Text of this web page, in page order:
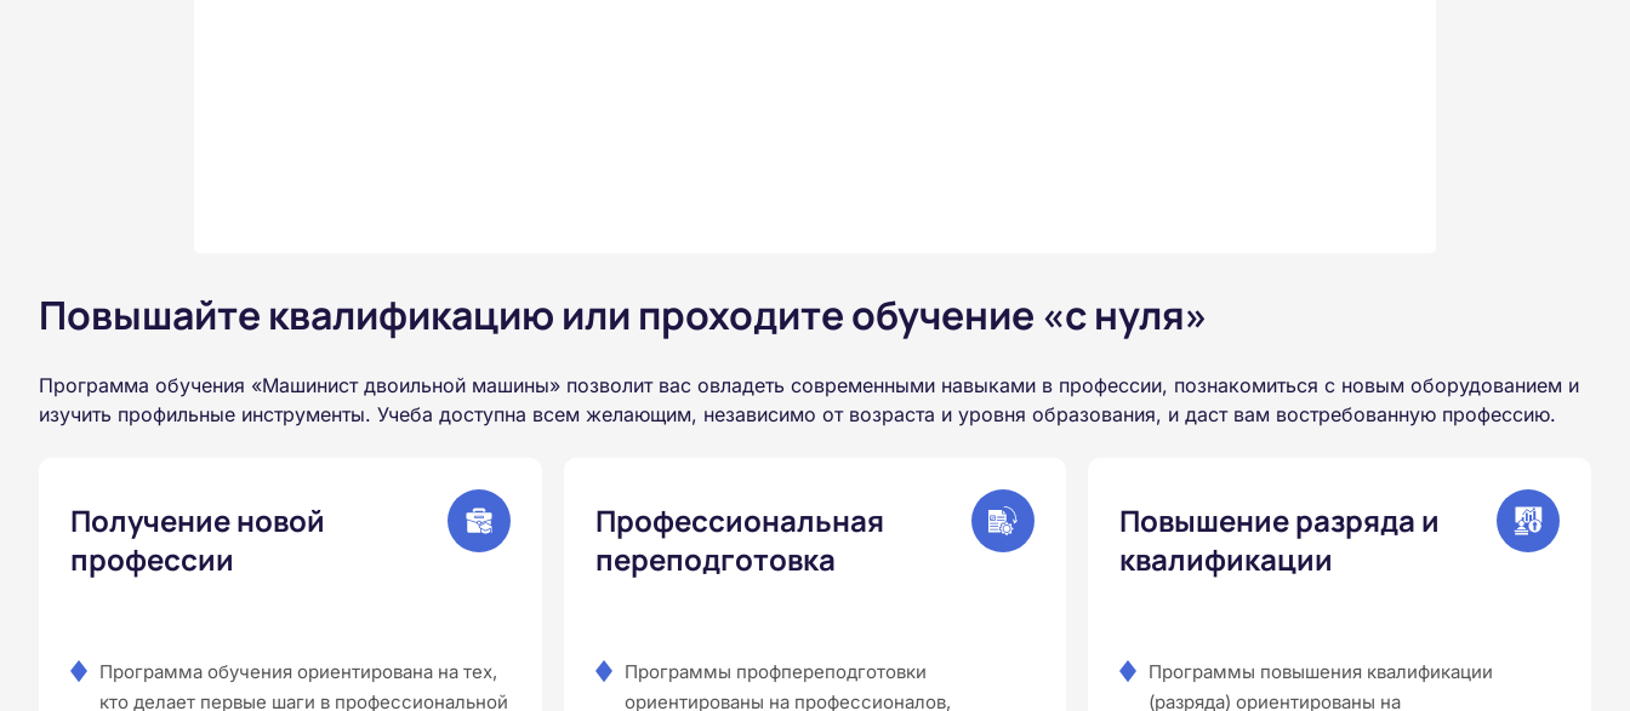
Повышайте квалификацию или проходите обучение «с нуля»
Программа обучения «Машинист двоильной машины» позволит вас овладеть современными навыками в профессии, познакомиться с новым оборудованием и
изучить профильные инструменты. Учеба доступна всем желающим, независимо от возраста и уровня образования, и даст вам востребованную профессию.
Получение новой
профессии
Программа обучения ориентирована на тех,
кто делает первые шаги в профессиональной
Профессиональная
переподготовка
Программы профпереподготовки
ориентированы на профессионалов,
Повышение разряда и
квалификации
Программы повышения квалификации
(разряда) ориентированы на